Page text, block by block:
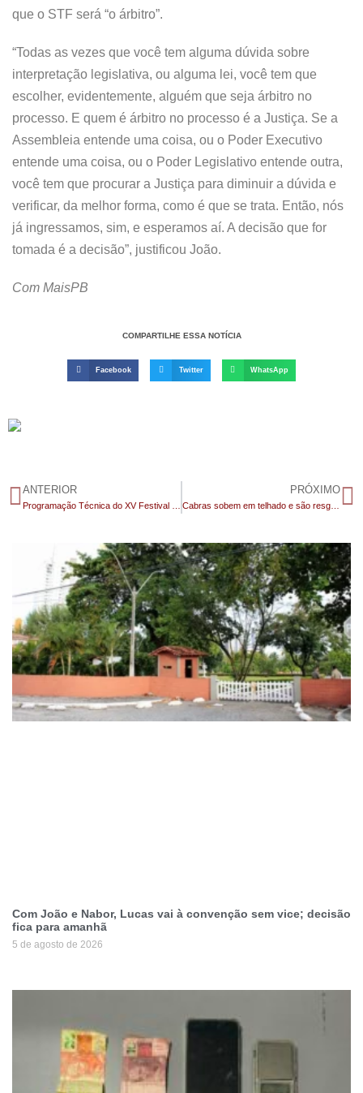
que o STF será “o árbitro”.
“Todas as vezes que você tem alguma dúvida sobre
interpretação legislativa, ou alguma lei, você tem que
escolher, evidentemente, alguém que seja árbitro no
processo. E quem é árbitro no processo é a Justiça. Se a
Assembleia entende uma coisa, ou o Poder Executivo
entende uma coisa, ou o Poder Legislativo entende outra,
você tem que procurar a Justiça para diminuir a dúvida e
verificar, da melhor forma, como é que se trata. Então, nós
já ingressamos, sim, e esperamos aí. A decisão que for
tomada é a decisão”, justificou João.
Com MaisPB
COMPARTILHE ESSA NOTÍCIA
Facebook Twitter WhatsApp
ANTERIOR PRÓXIMO
Com João e Nabor, Lucas vai à convenção sem vice; decisão
fica para amanhã
5 de agosto de 2026